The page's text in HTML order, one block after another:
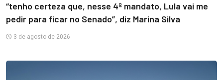
“tenho certeza que, nesse 4º mandato, Lula vai me
pedir para ficar no Senado”, diz Marina Silva
3 de agosto de 2026